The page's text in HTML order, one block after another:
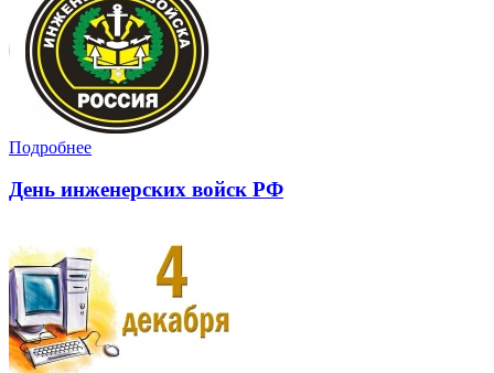
Подробнее
День инженерских войск РФ